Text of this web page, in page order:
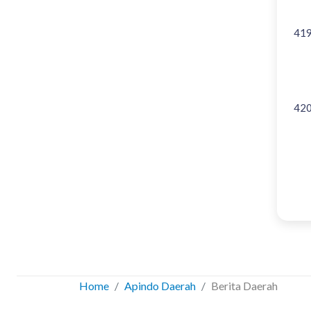
419
420
Home Apindo Daerah Berita Daerah